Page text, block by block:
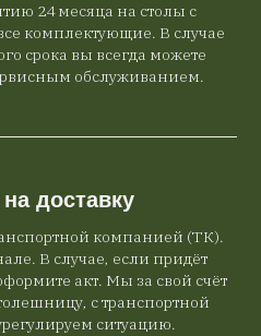
24 месяца на столы с
комплектующие. В случае
срока вы всегда можете
обслуживанием.
доставку
компанией (ТК).
В случае, если придёт
акт. Мы за свой счёт
с транспортной
ситуацию.